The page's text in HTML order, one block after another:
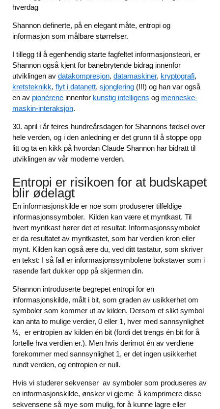
hverdag
Shannon definerte, på en elegant måte, entropi og
informasjon som målbare størrelser.
I tillegg til å egenhendig starte fagfeltet informasjonsteori, er
Shannon også kjent for banebrytende bidrag innenfor
utviklingen av datakompresjon, datamaskiner, kryptografi,
kretsteknikk, flyt i datanett, sjonglering (!!!) og han var også
en av pionérene innenfor kunstig intelligens og menneske-
maskin-interaksjon.
30. april i år feires hundreårsdagen for Shannons fødsel over
hele verden, og i den anledning er det grunn til å stoppe opp
litt og ta en kikk på hvordan Claude Shannon har bidratt til
utviklingen av vår moderne verden.
Entropi er risikoen for at budskapet
blir ødelagt
En informasjonskilde er noe som produserer tilfeldige
informasjonssymboler. Kilden kan være et myntkast. Til
hvert myntkast hører det et resultat: Informasjonssymbolet
er da resultatet av myntkastet, som har verdien kron eller
mynt. Kilden kan også ære du, ved ditt tastatur, som skriver
en tekst: I så fall er informasjonssymbolene bokstaver som i
rasende fart dukker opp på skjermen din.
Shannon introduserte begrepet entropi for en
informasjonskilde, målt i bit, som graden av usikkerhet om
symboler som kommer ut av kilden. Dersom et slikt symbol
kan anta to mulige verdier, 0 eller 1, hver med sannsynlighet
½, er entropien av kilden én bit (fordi det trengs én bit for å
fortelle hva verdien er.). Men hvis derimot én av verdiene
forekommer med sannsynlighet 1, er det ingen usikkerhet
rundt verdien, og entropien er null.
Hvis vi studerer sekvenser av symboler som produseres av
en informasjonskilde, ønsker vi gjerne å komprimere disse
sekvensene så mye som mulig, for å kunne lagre eller